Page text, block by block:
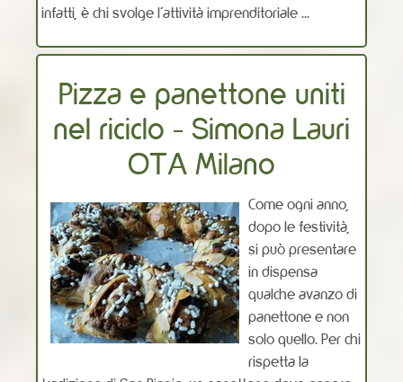
infatti, è chi svolge l’attività imprenditoriale ...
Pizza e panettone uniti
nel riciclo - Simona Lauri
OTA Milano
Come ogni anno,
dopo le festività,
si può presentare
in dispensa
qualche avanzo di
panettone e non
solo quello. Per chi
rispetta la